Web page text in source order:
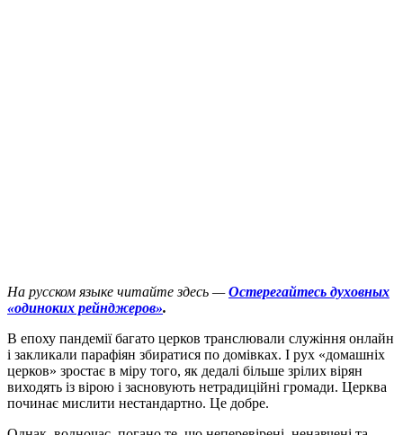
На русском языке читайте здесь —Остерегайтесь духовных
«одиноких рейнджеров».
В епоху пандемії багато церков транслювали служіння онлайн
і закликали парафіян збиратися по домівках. І рух «домашніх
церков» зростає в міру того, як дедалі більше зрілих вірян
виходять із вірою і засновують нетрадиційні громади. Церква
починає мислити нестандартно. Це добре.